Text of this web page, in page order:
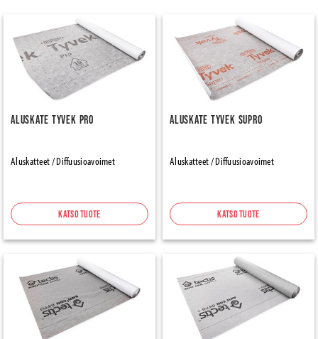
Aluskate Tyvek Pro
Aluskatteet / Diffuusioavoimet
Katso tuote
Aluskate Tyvek Supro
Aluskatteet / Diffuusioavoimet
Katso tuote